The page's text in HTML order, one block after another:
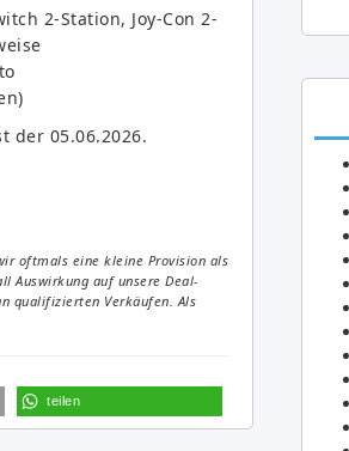
2-Station, Joy-Con 2-
der 05.06.2026.
oftmals eine kleine Provision als
Auswirkung auf unsere Deal-
qualifizierten Verkäufen. Als
teilen